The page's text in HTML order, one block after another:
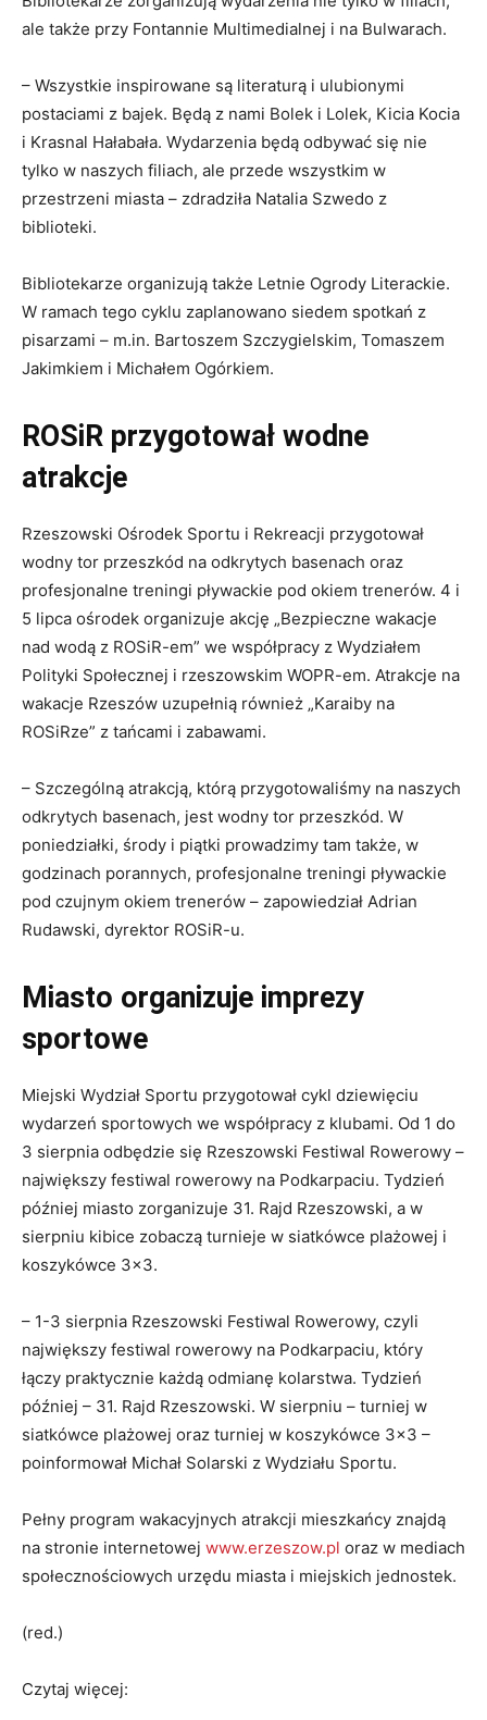
ale także przy Fontannie Multimedialnej i na Bulwarach.
– Wszystkie inspirowane są literaturą i ulubionymi
postaciami z bajek. Będą z nami Bolek i Lolek, Kicia Kocia
i Krasnal Hałabała. Wydarzenia będą odbywać się nie
tylko w naszych filiach, ale przede wszystkim w
przestrzeni miasta – zdradziła Natalia Szwedo z
biblioteki.
Bibliotekarze organizują także Letnie Ogrody Literackie.
W ramach tego cyklu zaplanowano siedem spotkań z
pisarzami – m.in. Bartoszem Szczygielskim, Tomaszem
Jakimkiem i Michałem Ogórkiem.
ROSiR przygotował wodne
atrakcje
Rzeszowski Ośrodek Sportu i Rekreacji przygotował
wodny tor przeszkód na odkrytych basenach oraz
profesjonalne treningi pływackie pod okiem trenerów. 4 i
5 lipca ośrodek organizuje akcję „Bezpieczne wakacje
nad wodą z ROSiR-em” we współpracy z Wydziałem
Polityki Społecznej i rzeszowskim WOPR-em. Atrakcje na
wakacje Rzeszów uzupełnią również „Karaiby na
ROSiRze” z tańcami i zabawami.
– Szczególną atrakcją, którą przygotowaliśmy na naszych
odkrytych basenach, jest wodny tor przeszkód. W
poniedziałki, środy i piątki prowadzimy tam także, w
godzinach porannych, profesjonalne treningi pływackie
pod czujnym okiem trenerów – zapowiedział Adrian
Rudawski, dyrektor ROSiR-u.
Miasto organizuje imprezy
sportowe
Miejski Wydział Sportu przygotował cykl dziewięciu
wydarzeń sportowych we współpracy z klubami. Od 1 do
3 sierpnia odbędzie się Rzeszowski Festiwal Rowerowy –
największy festiwal rowerowy na Podkarpaciu. Tydzień
później miasto zorganizuje 31. Rajd Rzeszowski, a w
sierpniu kibice zobaczą turnieje w siatkówce plażowej i
koszykówce 3×3.
– 1-3 sierpnia Rzeszowski Festiwal Rowerowy, czyli
największy festiwal rowerowy na Podkarpaciu, który
łączy praktycznie każdą odmianę kolarstwa. Tydzień
później – 31. Rajd Rzeszowski. W sierpniu – turniej w
siatkówce plażowej oraz turniej w koszykówce 3×3 –
poinformował Michał Solarski z Wydziału Sportu.
Pełny program wakacyjnych atrakcji mieszkańcy znajdą
na stronie internetowej www.erzeszow.pl oraz w mediach
społecznościowych urzędu miasta i miejskich jednostek.
(red.)
Czytaj więcej: